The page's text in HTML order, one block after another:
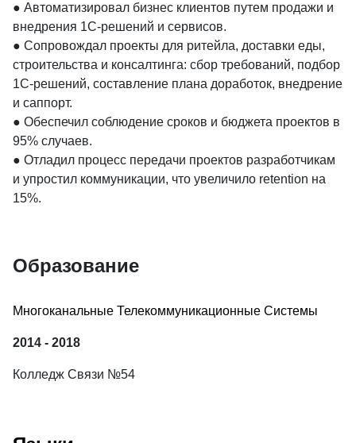
● Автоматизировал бизнес клиентов путем продажи и
внедрения 1С-решений и сервисов.
● Сопровождал проекты для ритейла, доставки еды,
строительства и консалтинга: сбор требований, подбор
1С-решений, составление плана доработок, внедрение
и саппорт.
● Обеспечил соблюдение сроков и бюджета проектов в
95% случаев.
● Отладил процесс передачи проектов разработчикам
и упростил коммуникации, что увеличило retention на
15%.
Образование
Многоканальные Телекоммуникационные Системы
2014 - 2018
Колледж Связи №54